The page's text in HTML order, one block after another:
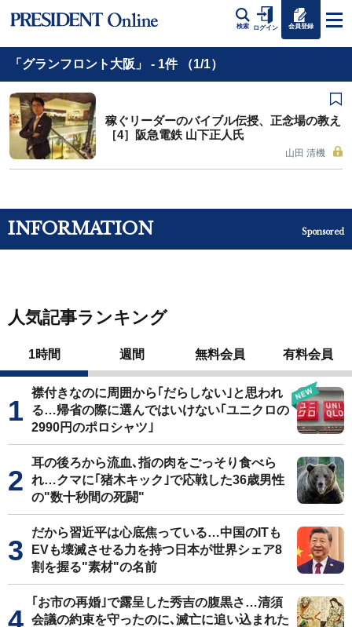
検索 ログイン 会員登録
「グランフロント大阪」 - 1件 （1/1）
稼ぐリーダーのバイブル伝授、正念場の教え
［4］阪急電鉄 山下正人氏
山田 清機
INFORMATION Sponsored
人気記事ランキング
1時間 週間 無料会員 有料会員
襟付きなのに周囲から｢だらしない｣と思われ
る…帰省の際に選んではいけない｢ユニクロの
2990円のポロシャツ｣
耳の後ろから流血､指の肉をごっそり食べら
れ…クマに｢猪木キック｣で応戦した36歳男性
の"数十秒間の死闘"
だから習近平は心底焦っている…中国のITも
EVも壊滅させる力を持つ日本が世界シェア8
割を握る"素材"の名前
｢お市の再婚｣で露呈した秀吉の腹黒さ…清須
会議の約束を守ったのに､滅亡に追い込まれた